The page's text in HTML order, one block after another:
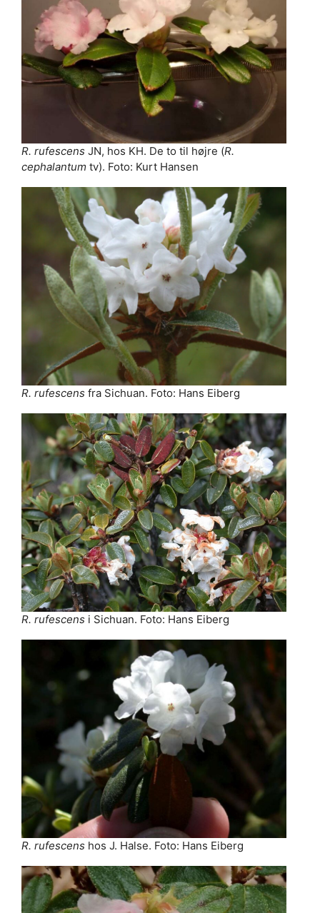
R. rufescens JN, hos KH. De to til højre (R.
cephalantum tv). Foto: Kurt Hansen
R. rufescens fra Sichuan. Foto: Hans Eiberg
R. rufescens i Sichuan. Foto: Hans Eiberg
R. rufescens hos J. Halse. Foto: Hans Eiberg